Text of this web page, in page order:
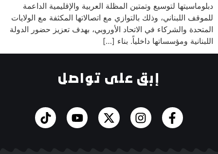
لتوسيع وتمتين المظلة العربية والإقليمية الداعمة
وذلك بالتوازي مع اتصالاتها المكثفة مع الولايات
في الاتحاد الأوروبي، بهدف تعزيز حضور الدولة
ومؤسساتها داخلياً. ​بناء […]
إبق على تواصل